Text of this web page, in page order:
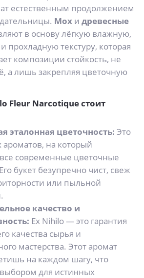
естественным продолжением
Мох и древесные
в основу лёгкую влажную,
прохладную текстуру, которая
композиции стойкость, не
а лишь закрепляя цветочную
Fleur Narcotique стоит
эталонная цветочность: Это
ароматов, на который
современные цветочные
букет безупречно чист, свеж
или пыльной
качество и
Ex Nihilo — это гарантия
качества сырья и
мастерства. Этот аромат
на каждом шагу, что
для истинных